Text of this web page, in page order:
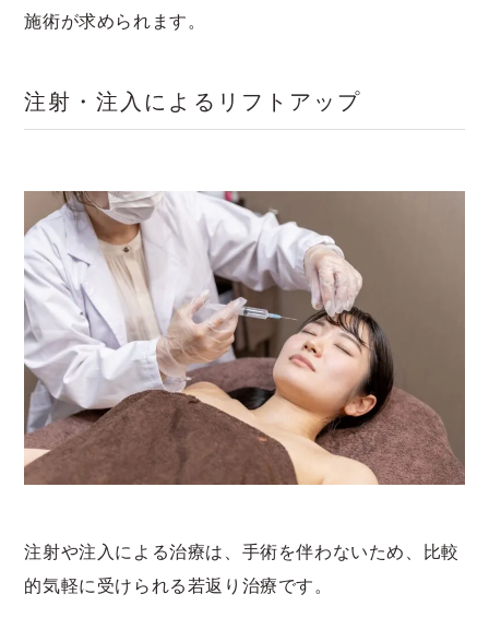
施術が求められます。
注射・注入によるリフトアップ
注射や注入による治療は、手術を伴わないため、比較
的気軽に受けられる若返り治療です。